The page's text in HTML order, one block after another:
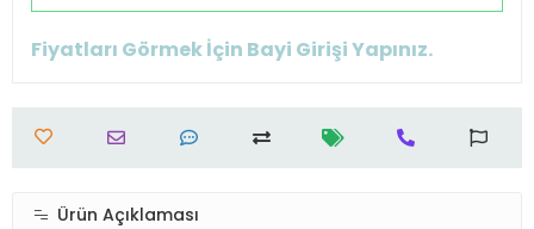
Fiyatları Görmek İçin Bayi Girişi Yapınız.
Ürün Açıklaması